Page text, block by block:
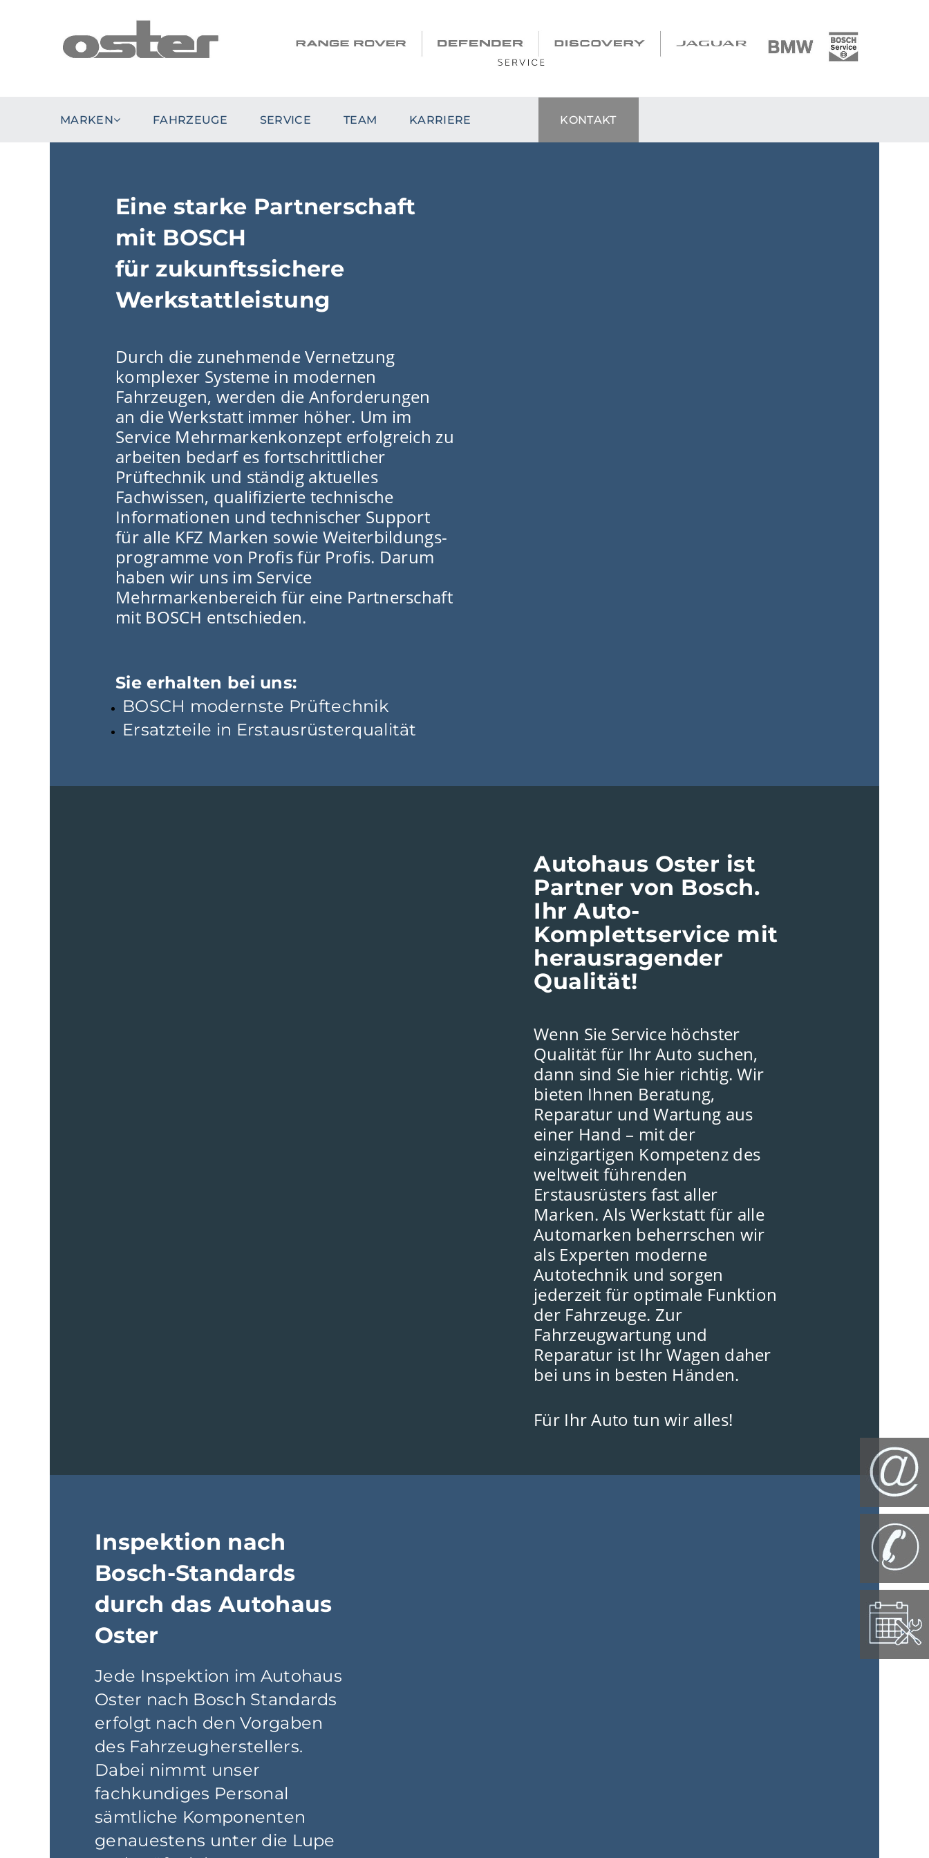
MARKEN FAHRZEUGE SERVICE TEAM KARRIERE KONTAKT
Eine starke Partnerschaft
mit BOSCH
für zukunftssichere
Werkstattleistung
Durch die zunehmende Vernetzung
komplexer Systeme in modernen
Fahrzeugen, werden die Anforderungen
an die Werkstatt immer höher. Um im
Service Mehrmarkenkonzept erfolgreich zu
arbeiten bedarf es fortschrittlicher
Prüftechnik und ständig aktuelles
Fachwissen, qualifizierte technische
Informationen und technischer Support
für alle KFZ Marken sowie Weiterbildungs-
programme von Profis für Profis. Darum
haben wir uns im Service
Mehrmarkenbereich für eine Partnerschaft
mit BOSCH entschieden.
Sie erhalten bei uns:
BOSCH modernste Prüftechnik
Ersatzteile in Erstausrüsterqualität
Autohaus Oster ist
Partner von Bosch.
Ihr Auto-
Komplettservice mit
herausragender
Qualität!
Wenn Sie Service höchster
Qualität für Ihr Auto suchen,
dann sind Sie hier richtig. Wir
bieten Ihnen Beratung,
Reparatur und Wartung aus
einer Hand – mit der
einzigartigen Kompetenz des
weltweit führenden
Erstausrüsters fast aller
Marken. Als Werkstatt für alle
Automarken beherrschen wir
als Experten moderne
Autotechnik und sorgen
jederzeit für optimale Funktion
der Fahrzeuge. Zur
Fahrzeugwartung und
Reparatur ist Ihr Wagen daher
bei uns in besten Händen.
Für Ihr Auto tun wir alles!
Inspektion nach
Bosch-Standards
durch das Autohaus
Oster
Jede Inspektion im Autohaus
Oster nach Bosch Standards
erfolgt nach den Vorgaben
des Fahrzeugherstellers.
Dabei nimmt unser
fachkundiges Personal
sämtliche Komponenten
genauestens unter die Lupe